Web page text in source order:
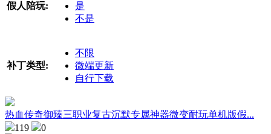
假人陪玩:
是
不是
补丁类型:
不限
微端更新
自行下载
热血传奇御臻三职业复古沉默专属神器微变耐玩单机版假...
119
0